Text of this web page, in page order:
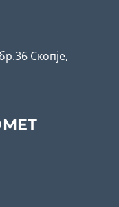
Скопје,